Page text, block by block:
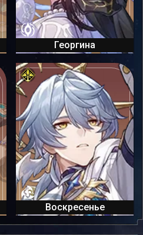
Георгина
Воскресенье